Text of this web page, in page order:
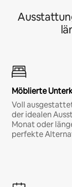
Möblierte
Voll
der idealen
Monat oder
perfekte